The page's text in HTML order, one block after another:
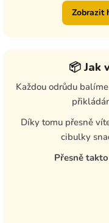
Zobrazit
📦 Jak
Každou odrůdu balíme
Díky tomu přesně
cibulky
Přesně